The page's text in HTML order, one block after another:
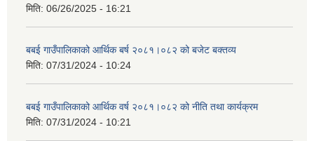
मिति: 06/26/2025 - 16:21
बबई गाउँपालिकाको आर्थिक बर्ष २०८१।०८२ को बजेट बक्तव्य
मिति: 07/31/2024 - 10:24
बबई गाउँपालिकाको आर्थिक वर्ष २०८१।०८२ को नीति तथा कार्यक्रम
मिति: 07/31/2024 - 10:21